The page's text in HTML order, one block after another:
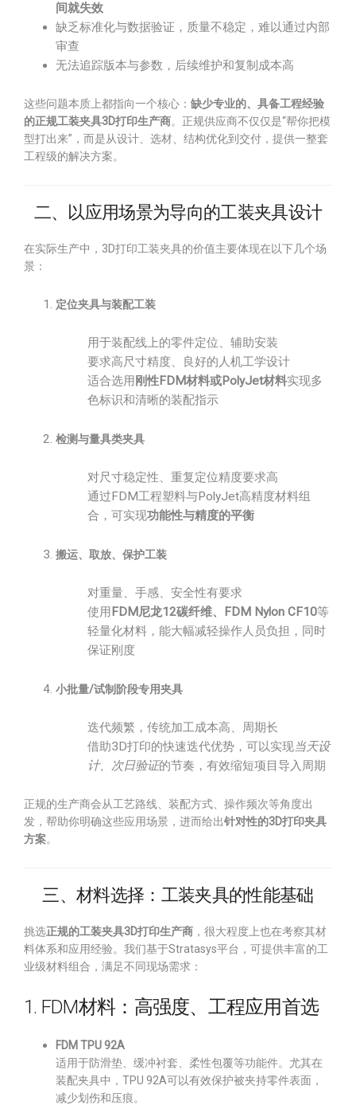
间就失效
缺乏标准化与数据验证，质量不稳定，难以通过内部
审查
无法追踪版本与参数，后续维护和复制成本高
这些问题本质上都指向一个核心： 缺少专业的、具备工程经验
的正规工装夹具3D打印生产商。正规供应商不仅仅是“帮你把模
型打出来”，而是从设计、选材、结构优化到交付，提供一整套
工程级的解决方案。
二、以应用场景为导向的工装夹具设计
在实际生产中，3D打印工装夹具的价值主要体现在以下几个场
景：
定位夹具与装配工装
用于装配线上的零件定位、辅助安装
要求高尺寸精度、良好的人机工学设计
适合选用 刚性FDM材料或PolyJet材料实现多
色标识和清晰的装配指示
检测与量具类夹具
对尺寸稳定性、重复定位精度要求高
通过FDM工程塑料与PolyJet高精度材料组
合，可实现功能性与精度的平衡
搬运、取放、保护工装
对重量、手感、安全性有要求
使用 FDM尼龙12碳纤维、FDM Nylon CF10等
轻量化材料，能大幅减轻操作人员负担，同时
保证刚度
小批量/试制阶段专用夹具
迭代频繁，传统加工成本高、周期长
借助3D打印的快速迭代优势，可以实现当天设
计、次日验证的节奏，有效缩短项目导入周期
正规的生产商会从工艺路线、装配方式、操作频次等角度出
发，帮助你明确这些应用场景，进而给出针对性的3D打印夹具
方案。
三、材料选择：工装夹具的性能基础
挑选正规的工装夹具3D打印生产商 ，很大程度上也在考察其材
料体系和应用经验。我们基于Stratasys平台，可提供丰富的工
业级材料组合，满足不同现场需求：
1. FDM材料：高强度、工程应用首选
FDM TPU 92A
适用于防滑垫、缓冲衬套、柔性包覆等功能件。尤其在
装配夹具中，TPU 92A可以有效保护被夹持零件表面，
减少划伤和压痕。